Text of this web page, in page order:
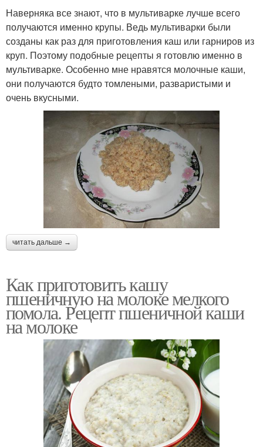
Наверняка все знают, что в мультиварке лучше всего
получаются именно крупы. Ведь мультиварки были
созданы как раз для приготовления каш или гарниров из
круп. Поэтому подобные рецепты я готовлю именно в
мультиварке. Особенно мне нравятся молочные каши,
они получаются будто томлеными, разваристыми и
очень вкусными.
читать дальше →
Как приготовить кашу
пшеничную на молоке мелкого
помола. Рецепт пшеничной каши
на молоке